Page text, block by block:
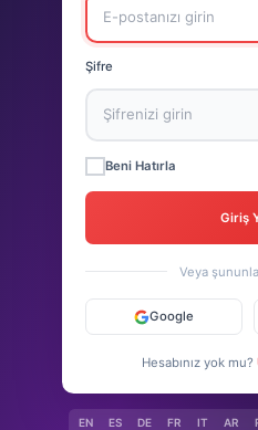
Şifre
Beni Hatırla
Giriş
Veya
Google
Hesabınız yok mu?
EN ES DE FR IT AR